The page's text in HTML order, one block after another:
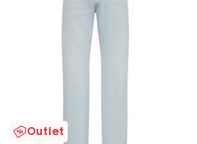
Outlet